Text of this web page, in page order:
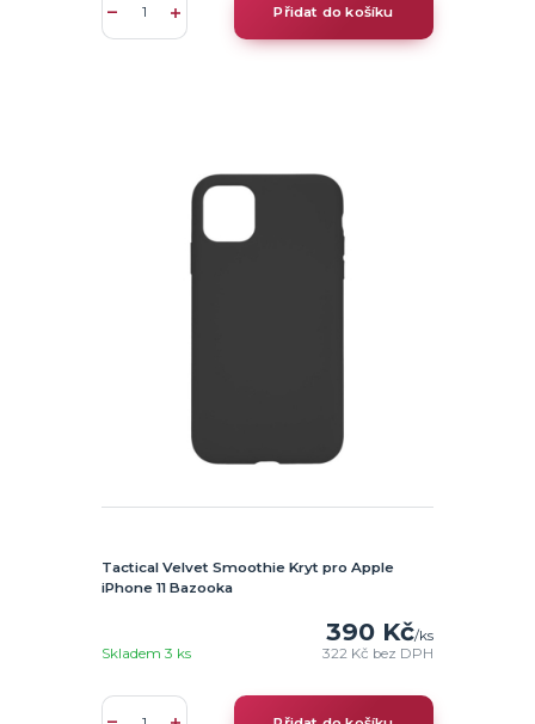
Přidat do košíku
Tactical Velvet Smoothie Kryt pro Apple
iPhone 11 Bazooka
390 Kč/ks
322 Kč bez DPH
Skladem 3 ks